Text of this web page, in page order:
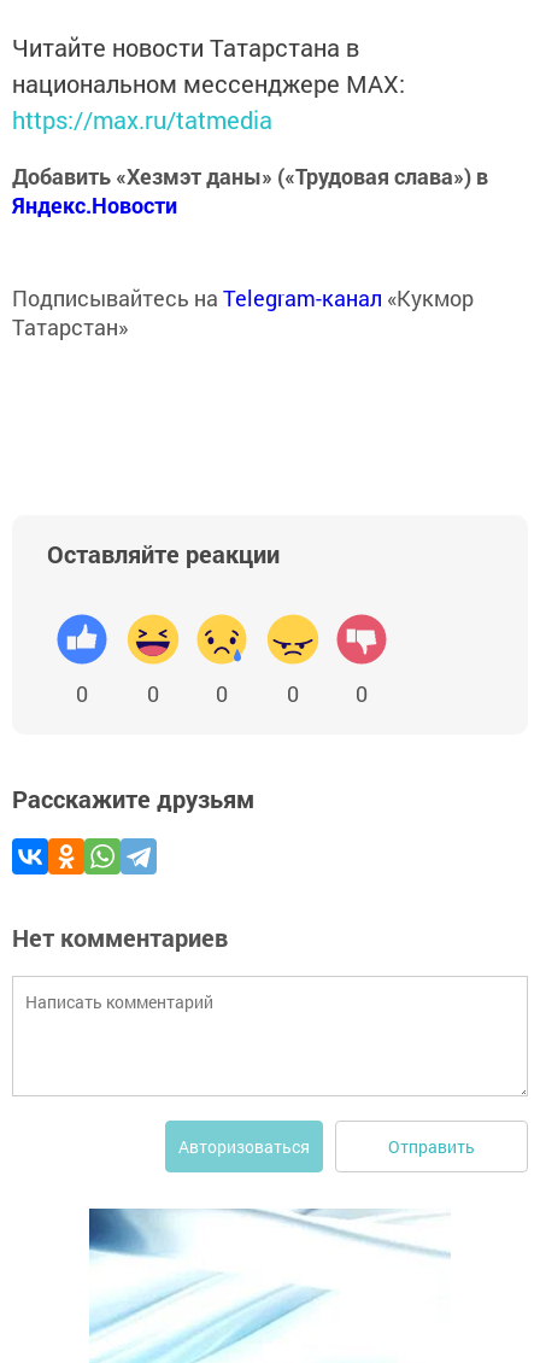
Читайте новости Татарстана в
национальном мессенджере MАХ:
https://max.ru/tatmedia
Добавить «Хезмэт даны» («Трудовая слава») в
Яндекс.Новости
Подписывайтесь на Telegram-канал «Кукмор
Татарстан»
Оставляйте реакции
0 0 0 0 0
Расскажите друзьям
Нет комментариев
Авторизоваться Отправить